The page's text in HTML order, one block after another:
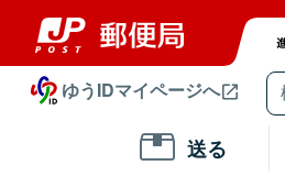
ゆうIDマイページへ
送る